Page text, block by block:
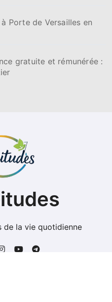
Porte de Versailles en
gratuite et rémunérée :
de la vie quotidienne